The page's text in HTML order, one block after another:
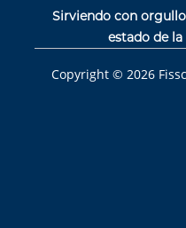
Sirviendo con
estado de
Copyright © 2026